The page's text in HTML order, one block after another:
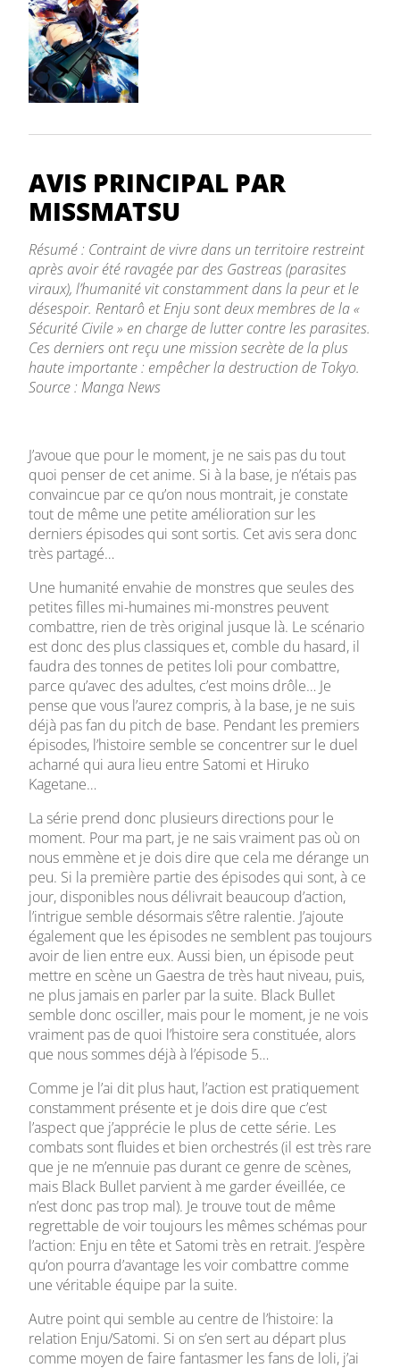
AVIS PRINCIPAL PAR
MISSMATSU
Résumé : Contraint de vivre dans un territoire restreint
après avoir été ravagée par des Gastreas (parasites
viraux), l’humanité vit constamment dans la peur et le
désespoir. Rentarô et Enju sont deux membres de la «
Sécurité Civile » en charge de lutter contre les parasites.
Ces derniers ont reçu une mission secrète de la plus
haute importante : empêcher la destruction de Tokyo.
Source : Manga News
J’avoue que pour le moment, je ne sais pas du tout
quoi penser de cet anime. Si à la base, je n’étais pas
convaincue par ce qu’on nous montrait, je constate
tout de même une petite amélioration sur les
derniers épisodes qui sont sortis. Cet avis sera donc
très partagé…
Une humanité envahie de monstres que seules des
petites filles mi-humaines mi-monstres peuvent
combattre, rien de très original jusque là. Le scénario
est donc des plus classiques et, comble du hasard, il
faudra des tonnes de petites loli pour combattre,
parce qu’avec des adultes, c’est moins drôle… Je
pense que vous l’aurez compris, à la base, je ne suis
déjà pas fan du pitch de base. Pendant les premiers
épisodes, l’histoire semble se concentrer sur le duel
acharné qui aura lieu entre Satomi et Hiruko
Kagetane…
La série prend donc plusieurs directions pour le
moment. Pour ma part, je ne sais vraiment pas où on
nous emmène et je dois dire que cela me dérange un
peu. Si la première partie des épisodes qui sont, à ce
jour, disponibles nous délivrait beaucoup d’action,
l’intrigue semble désormais s’être ralentie. J’ajoute
également que les épisodes ne semblent pas toujours
avoir de lien entre eux. Aussi bien, un épisode peut
mettre en scène un Gaestra de très haut niveau, puis,
ne plus jamais en parler par la suite. Black Bullet
semble donc osciller, mais pour le moment, je ne vois
vraiment pas de quoi l’histoire sera constituée, alors
que nous sommes déjà à l’épisode 5…
Comme je l’ai dit plus haut, l’action est pratiquement
constamment présente et je dois dire que c’est
l’aspect que j’apprécie le plus de cette série. Les
combats sont fluides et bien orchestrés (il est très rare
que je ne m’ennuie pas durant ce genre de scènes,
mais Black Bullet parvient à me garder éveillée, ce
n’est donc pas trop mal). Je trouve tout de même
regrettable de voir toujours les mêmes schémas pour
l’action: Enju en tête et Satomi très en retrait. J’espère
qu’on pourra d’avantage les voir combattre comme
une véritable équipe par la suite.
Autre point qui semble au centre de l’histoire: la
relation Enju/Satomi. Si on s’en sert au départ plus
comme moyen de faire fantasmer les fans de loli, j’ai